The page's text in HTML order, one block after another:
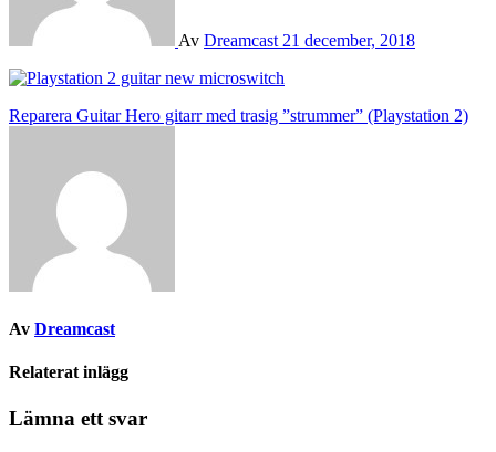
Av Dreamcast 21 december, 2018
Inläggsnavigering
Reparera Guitar Hero gitarr med trasig ”strummer” (Playstation 2)
Av Dreamcast
Relaterat inlägg
Lämna ett svar